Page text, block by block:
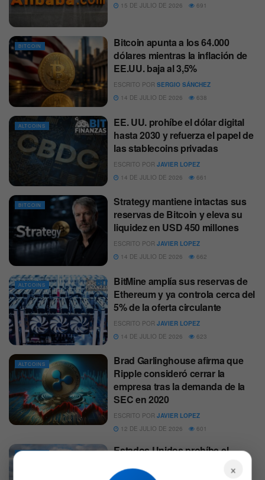
15 DE JULIO DE 2026
691
BITCOIN
Bitcoin apunta a los 64.000
dólares mientras la inflación de
EE.UU. baja al 3,5%
ESCRITO POR SERGIO SÁNCHEZ
14 DE JULIO DE 2026
638
ALTCOINS
EE. UU. prohíbe el dólar digital
hasta 2030 y refuerza el papel de
las stablecoins privadas
ESCRITO POR JAVIER LOPEZ
14 DE JULIO DE 2026
661
BITCOIN
Strategy mantiene intactas sus
reservas de Bitcoin y eleva su
liquidez en USD 450 millones
ESCRITO POR JAVIER LOPEZ
14 DE JULIO DE 2026
662
ALTCOINS
BitMine amplía sus reservas de
Ethereum y ya controla cerca del
5% de la oferta circulante
ESCRITO POR JAVIER LOPEZ
14 DE JULIO DE 2026
623
ALTCOINS
Brad Garlinghouse afirma que
Ripple consideró cerrar la
empresa tras la demanda de la
SEC en 2020
ESCRITO POR JAVIER LOPEZ
12 DE JULIO DE 2026
601
ALTCOINS
Estados Unidos prohíbe el
hasta 2030
×